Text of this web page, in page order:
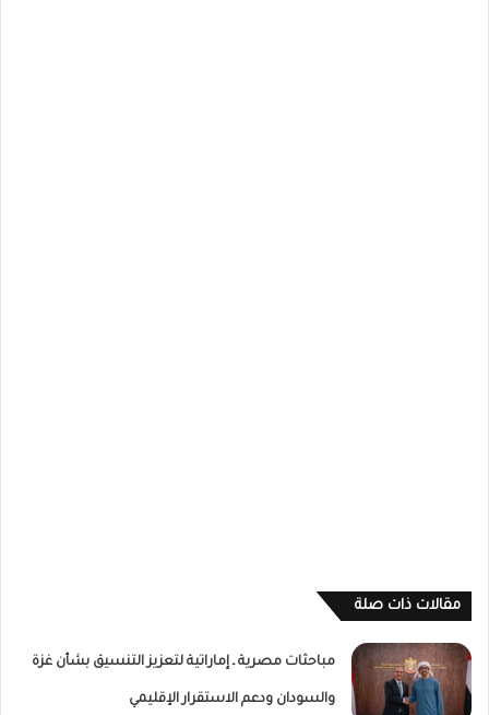
مقالات ذات صلة
مباحثات مصرية ـ إماراتية لتعزيز التنسيق بشأن غزة
والسودان ودعم الاستقرار الإقليمي